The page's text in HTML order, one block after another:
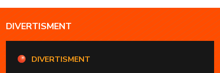
DIVERTISMENT
DIVERTISMENT